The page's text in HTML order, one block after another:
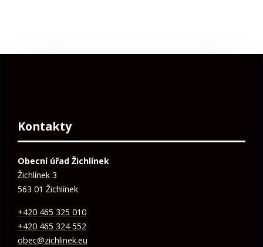
Kontakty
Obecní úřad Žichlínek
Žichlínek 3
563 01 Žichlínek
+420 465 325 010
+420 465 324 552
obec@zichlinek.eu